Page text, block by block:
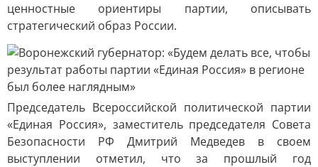
ценностные ориентиры партии, описывать
стратегический образ России.
Председатель Всероссийской политической партии
«Единая Россия», заместитель председателя Совета
Безопасности РФ Дмитрий Медведев в своем
выступлении отметил, что за прошлый год